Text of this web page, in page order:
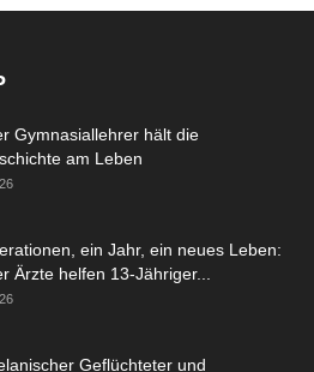
Gymnasiallehrer hält die
am Leben
ein Jahr, ein neues Leben:
Ärzte helfen 13-Jähriger...
Geflüchteter und